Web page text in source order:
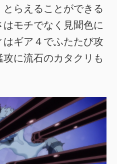
らえることができる
モチでなく見聞色に
ギア４でふたたび攻
に流石のカタクリも